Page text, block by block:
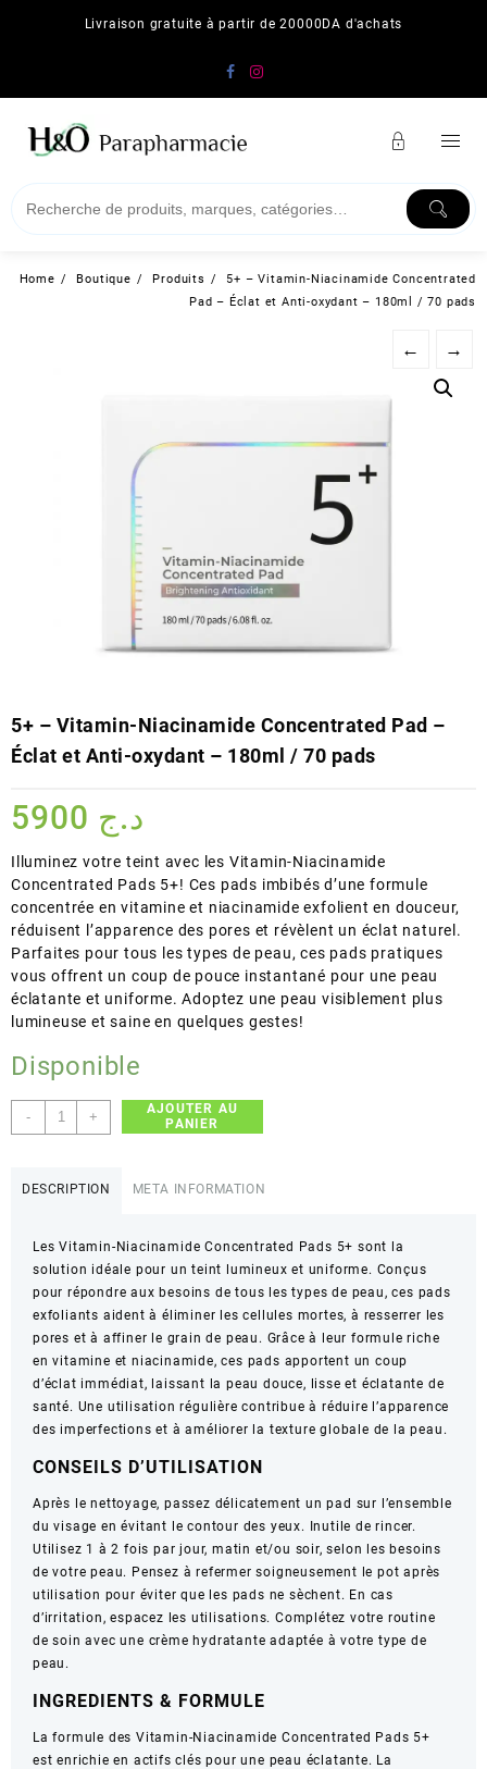
Livraison gratuite à partir de 20000DA d'achats
Home Boutique Produits
5+ – Vitamin-Niacinamide Concentrated
Pad – Éclat et Anti-oxydant – 180ml / 70 pads
← →
5+ – Vitamin-Niacinamide Concentrated Pad –
Éclat et Anti-oxydant – 180ml / 70 pads
د.ج
Illuminez votre teint avec les Vitamin-Niacinamide
Concentrated Pads 5+! Ces pads imbibés d’une formule
concentrée en vitamine et niacinamide exfolient en douceur,
réduisent l’apparence des pores et révèlent un éclat naturel.
Parfaites pour tous les types de peau, ces pads pratiques
vous offrent un coup de pouce instantané pour une peau
éclatante et uniforme. Adoptez une peau visiblement plus
lumineuse et saine en quelques gestes!
Disponible
-
quantité
de
Concentrated
Pad
–
Éclat
et
Anti-
oxydant
–
180ml
70
pads
+
AJOUTER AU
PANIER
DESCRIPTION META INFORMATION
Les Vitamin-Niacinamide Concentrated Pads 5+ sont la
solution idéale pour un teint lumineux et uniforme. Conçus
pour répondre aux besoins de tous les types de peau, ces pads
exfoliants aident à éliminer les cellules mortes, à resserrer les
pores et à affiner le grain de peau. Grâce à leur formule riche
en vitamine et niacinamide, ces pads apportent un coup
d’éclat immédiat, laissant la peau douce, lisse et éclatante de
santé. Une utilisation régulière contribue à réduire l’apparence
des imperfections et à améliorer la texture globale de la peau.
CONSEILS D’UTILISATION
Après le nettoyage, passez délicatement un pad sur l’ensemble
du visage en évitant le contour des yeux. Inutile de rincer.
Utilisez 1 à 2 fois par jour, matin et/ou soir, selon les besoins
de votre peau. Pensez à refermer soigneusement le pot après
utilisation pour éviter que les pads ne sèchent. En cas
d’irritation, espacez les utilisations. Complétez votre routine
de soin avec une crème hydratante adaptée à votre type de
peau.
INGREDIENTS & FORMULE
La formule des Vitamin-Niacinamide Concentrated Pads 5+
est enrichie en actifs clés pour une peau éclatante. La